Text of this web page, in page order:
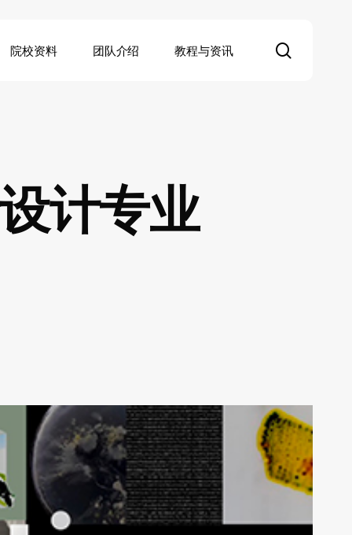
院校资料 团队介绍 教程与资讯
计专业